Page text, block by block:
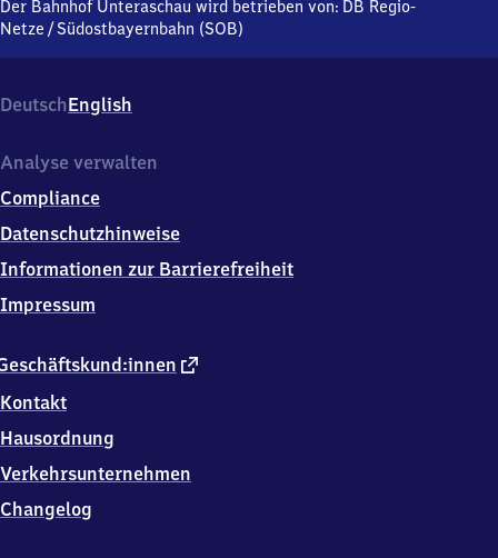
12,
2
Waging
Der Bahnhof Unteraschau wird betrieben von: DB Regio-
Netze /Südostbayernbahn (SOB)
DeutschEnglish
externer
Kontakt
Hausordnung
Verkehrsunternehmen
Changelog
Analyse verwalten
Compliance
Datenschutzhinweise
Informationen zur Barrierefreiheit
Impressum